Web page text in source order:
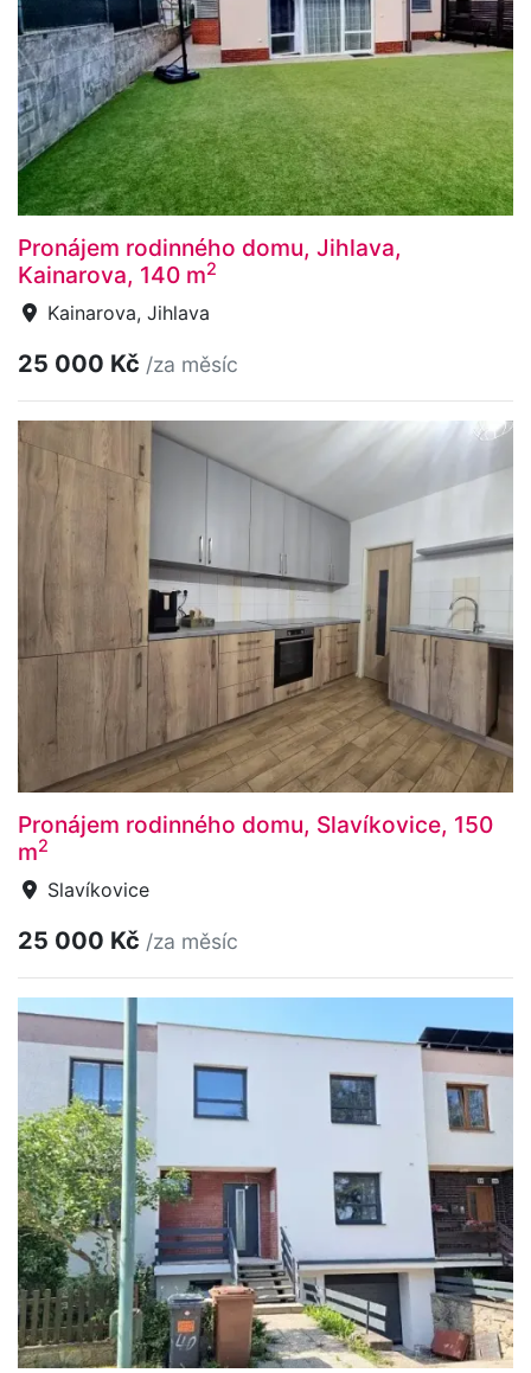
Pronájem rodinného domu, Jihlava,
Kainarova, 140 m2
Kainarova, Jihlava
25 000 Kč /za měsíc
Pronájem rodinného domu, Slavíkovice, 150
m2
Slavíkovice
25 000 Kč /za měsíc